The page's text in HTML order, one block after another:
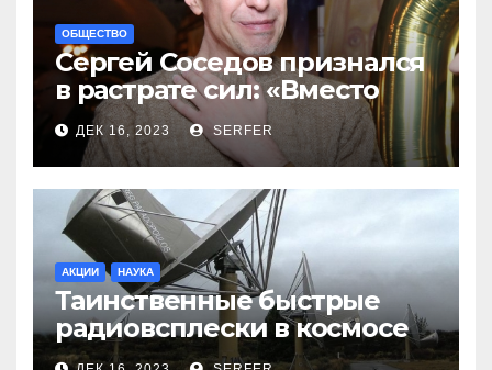
ОБЩЕСТВО
Сергей Соседов признался
в растрате сил: «Вместо
меня взяли Пригожина»
ДЕК 16, 2023 SERFER
АКЦИИ НАУКА
Таинственные быстрые
радиовсплески в космосе
сделались все более